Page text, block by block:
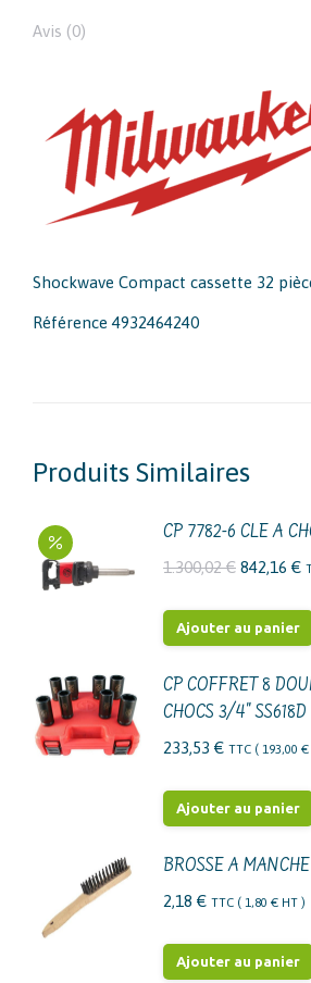
Avis (0)
Shockwave Compact cassette 32
Référence 4932464240
Produits Similaires
CP 7782-6 CLE A
1.300,02€ Le
initial
1.300,02
842,16 €
Ajouter au panier
CP COFFRET 8
CHOCS 3/4" SS618D
233,53 € TTC ( 193,00 €
Ajouter au panier
BROSSE A
2,18 € TTC ( 1,80 € HT )
Ajouter au panier